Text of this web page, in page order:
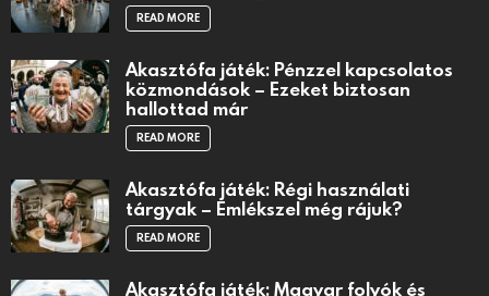
READ MORE
Akasztófa játék: Pénzzel kapcsolatos
közmondások – Ezeket biztosan
hallottad már
READ MORE
Akasztófa játék: Régi használati
tárgyak – Emlékszel még rájuk?
READ MORE
Akasztófa játék: Magyar folyók és